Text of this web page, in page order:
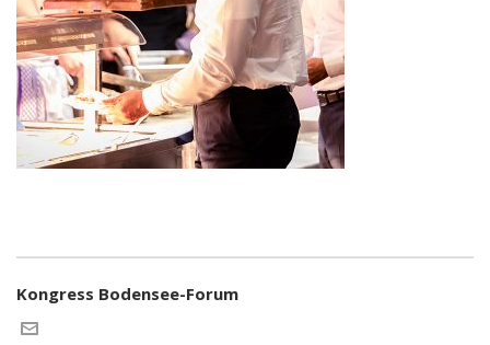
Kongress Bodensee-Forum